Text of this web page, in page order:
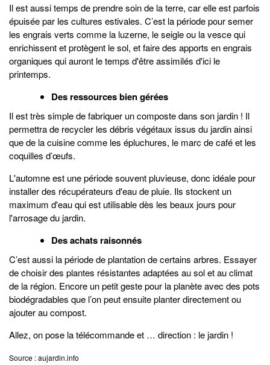
Il est aussi temps de prendre soin de la terre, car elle est parfois
épuisée par les cultures estivales. C’est la période pour semer
les engrais verts comme la luzerne, le seigle ou la vesce qui
enrichissent et protègent le sol, et faire des apports en engrais
organiques qui auront le temps d'être assimilés d'ici le
printemps.
Des ressources bien gérées
Il est très simple de fabriquer un composte dans son jardin ! Il
permettra de recycler les débris végétaux issus du jardin ainsi
que de la cuisine comme les épluchures, le marc de café et les
coquilles d’œufs.
L'automne est une période souvent pluvieuse, donc idéale pour
installer des récupérateurs d'eau de pluie. Ils stockent un
maximum d'eau qui est utilisable dès les beaux jours pour
l'arrosage du jardin.
Des achats raisonnés
C’est aussi la période de plantation de certains arbres. Essayer
de choisir des plantes résistantes adaptées au sol et au climat
de la région. Encore un petit geste pour la planète avec des pots
biodégradables que l’on peut ensuite planter directement ou
ajouter au compost.
Allez, on pose la télécommande et … direction : le jardin !
Source : aujardin.info